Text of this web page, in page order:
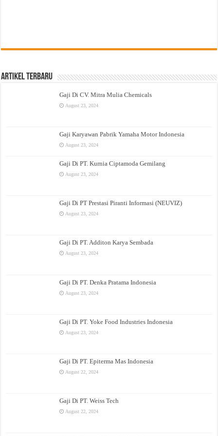
Artikel Terbaru
Gaji Di CV. Mitra Mulia Chemicals
August 23, 2024
Gaji Karyawan Pabrik Yamaha Motor Indonesia
August 23, 2024
Gaji Di PT. Kurnia Ciptamoda Gemilang
August 23, 2024
Gaji Di PT Prestasi Piranti Informasi (NEUVIZ)
August 23, 2024
Gaji Di PT. Additon Karya Sembada
August 23, 2024
Gaji Di PT. Denka Pratama Indonesia
August 23, 2024
Gaji Di PT. Yoke Food Industries Indonesia
August 23, 2024
Gaji Di PT. Epiterma Mas Indonesia
August 22, 2024
Gaji Di PT. Weiss Tech
August 22, 2024